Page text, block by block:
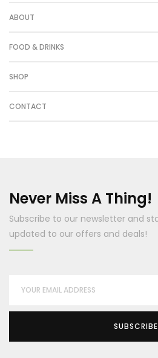
ABOUT
FOOD & DRINKS
SHOP
CONTACT
Never Miss A Thing!
Subscribe to our newsletter and
updated to our offers and deals!